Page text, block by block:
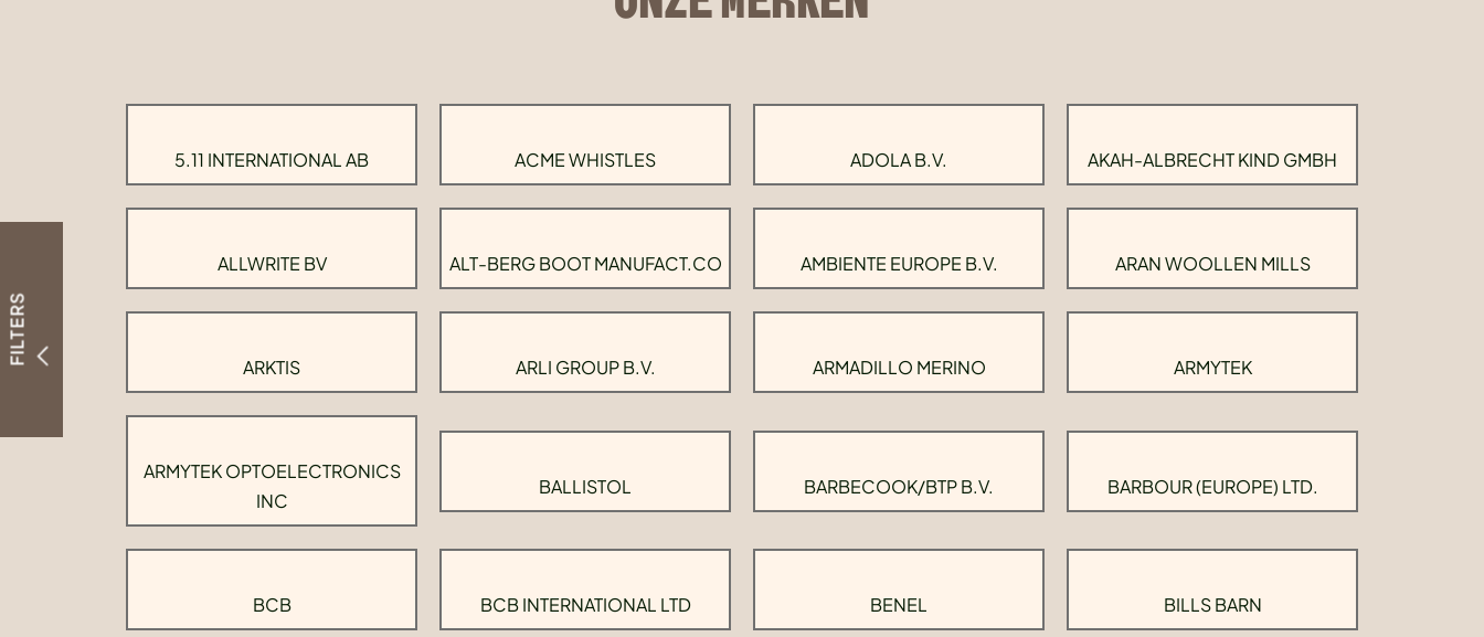
FILTERS
5.11 INTERNATIONAL AB ACME WHISTLES ADOLA B.V. AKAH-ALBRECHT KIND GMBH
ALLWRITE BV ALT-BERG BOOT MANUFACT.CO AMBIENTE EUROPE B.V. ARAN WOOLLEN MILLS
ARKTIS ARLI GROUP B.V. ARMADILLO MERINO ARMYTEK
ARMYTEK OPTOELECTRONICS
INC
BALLISTOL BARBECOOK/BTP B.V. BARBOUR (EUROPE) LTD.
BCB BCB INTERNATIONAL LTD BENEL BILLS BARN